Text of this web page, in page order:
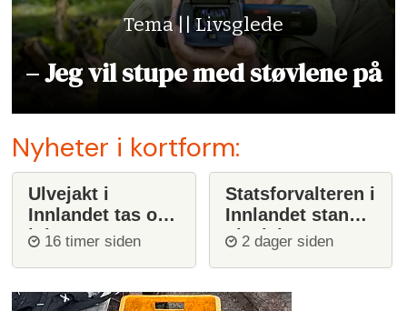
Tema || Livsglede
– Jeg vil stupe med støvlene på
Nyheter i kortform:
Ulvejakt i
Innlandet tas opp
igjen
16 timer siden
Statsforvalteren i
Innlandet stanser
ulvejakt
2 dager siden